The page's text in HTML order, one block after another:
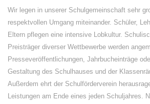
Wir legen in unserer Schulgemeinschaft sehr
respektvollen Umgang miteinander. Schüler,
Eltern pflegen eine intensive Lobkultur.
Preisträger diverser Wettbewerbe werden
Presseveröffentlichungen, Jahrbucheinträge
Gestaltung des Schulhauses und der
Außerdem ehrt der Schulförderverein
Leistungen am Ende eines jeden Schuljahres.